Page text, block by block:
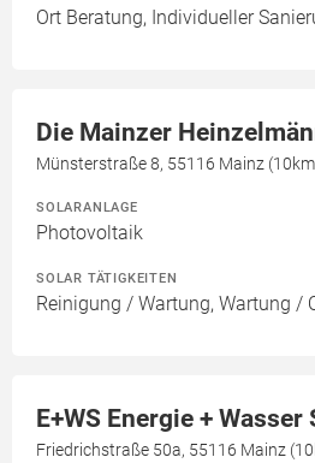
Ort Beratung, Individueller
Die Mainzer
Münsterstraße 8, 55116 Mainz
SOLARANLAGE
Photovoltaik
SOLAR TÄTIGKEITEN
Reinigung / Wartung, Wartung /
E+WS Energie + Wasser
Friedrichstraße 50a, 55116 Mainz